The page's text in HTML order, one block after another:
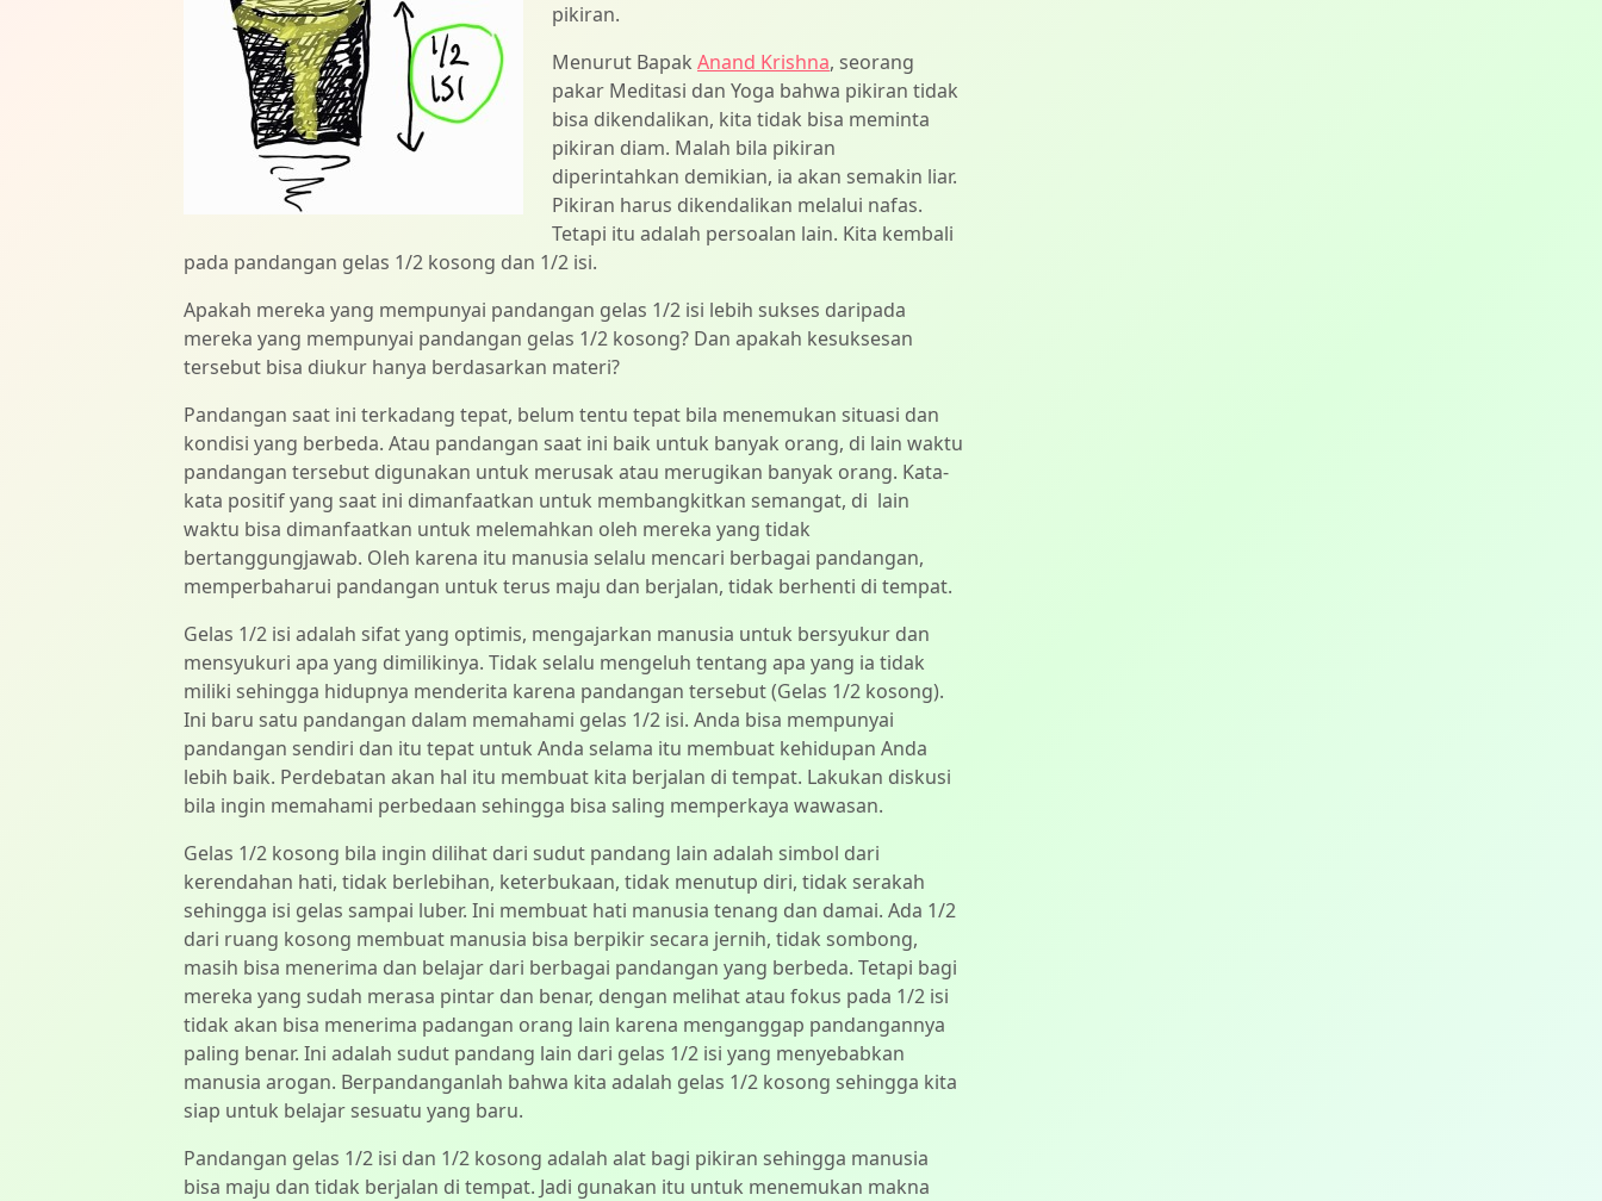
pikiran.
Menurut Bapak Anand Krishna, seorang
pakar Meditasi dan Yoga bahwa pikiran tidak
bisa dikendalikan, kita tidak bisa meminta
pikiran diam. Malah bila pikiran
diperintahkan demikian, ia akan semakin liar.
Pikiran harus dikendalikan melalui nafas.
Tetapi itu adalah persoalan lain. Kita kembali
pada pandangan gelas 1/2 kosong dan 1/2 isi.
Apakah mereka yang mempunyai pandangan gelas 1/2 isi lebih sukses daripada
mereka yang mempunyai pandangan gelas 1/2 kosong? Dan apakah kesuksesan
tersebut bisa diukur hanya berdasarkan materi?
Pandangan saat ini terkadang tepat, belum tentu tepat bila menemukan situasi dan
kondisi yang berbeda. Atau pandangan saat ini baik untuk banyak orang, di lain waktu
pandangan tersebut digunakan untuk merusak atau merugikan banyak orang. Kata-
kata positif yang saat ini dimanfaatkan untuk membangkitkan semangat, di lain
waktu bisa dimanfaatkan untuk melemahkan oleh mereka yang tidak
bertanggungjawab. Oleh karena itu manusia selalu mencari berbagai pandangan,
memperbaharui pandangan untuk terus maju dan berjalan, tidak berhenti di tempat.
Gelas 1/2 isi adalah sifat yang optimis, mengajarkan manusia untuk bersyukur dan
mensyukuri apa yang dimilikinya. Tidak selalu mengeluh tentang apa yang ia tidak
miliki sehingga hidupnya menderita karena pandangan tersebut (Gelas 1/2 kosong).
Ini baru satu pandangan dalam memahami gelas 1/2 isi. Anda bisa mempunyai
pandangan sendiri dan itu tepat untuk Anda selama itu membuat kehidupan Anda
lebih baik. Perdebatan akan hal itu membuat kita berjalan di tempat. Lakukan diskusi
bila ingin memahami perbedaan sehingga bisa saling memperkaya wawasan.
Gelas 1/2 kosong bila ingin dilihat dari sudut pandang lain adalah simbol dari
kerendahan hati, tidak berlebihan, keterbukaan, tidak menutup diri, tidak serakah
sehingga isi gelas sampai luber. Ini membuat hati manusia tenang dan damai. Ada 1/2
dari ruang kosong membuat manusia bisa berpikir secara jernih, tidak sombong,
masih bisa menerima dan belajar dari berbagai pandangan yang berbeda. Tetapi bagi
mereka yang sudah merasa pintar dan benar, dengan melihat atau fokus pada 1/2 isi
tidak akan bisa menerima padangan orang lain karena menganggap pandangannya
paling benar. Ini adalah sudut pandang lain dari gelas 1/2 isi yang menyebabkan
manusia arogan. Berpandanganlah bahwa kita adalah gelas 1/2 kosong sehingga kita
siap untuk belajar sesuatu yang baru.
Pandangan gelas 1/2 isi dan 1/2 kosong adalah alat bagi pikiran sehingga manusia
bisa maju dan tidak berjalan di tempat. Jadi gunakan itu untuk menemukan makna